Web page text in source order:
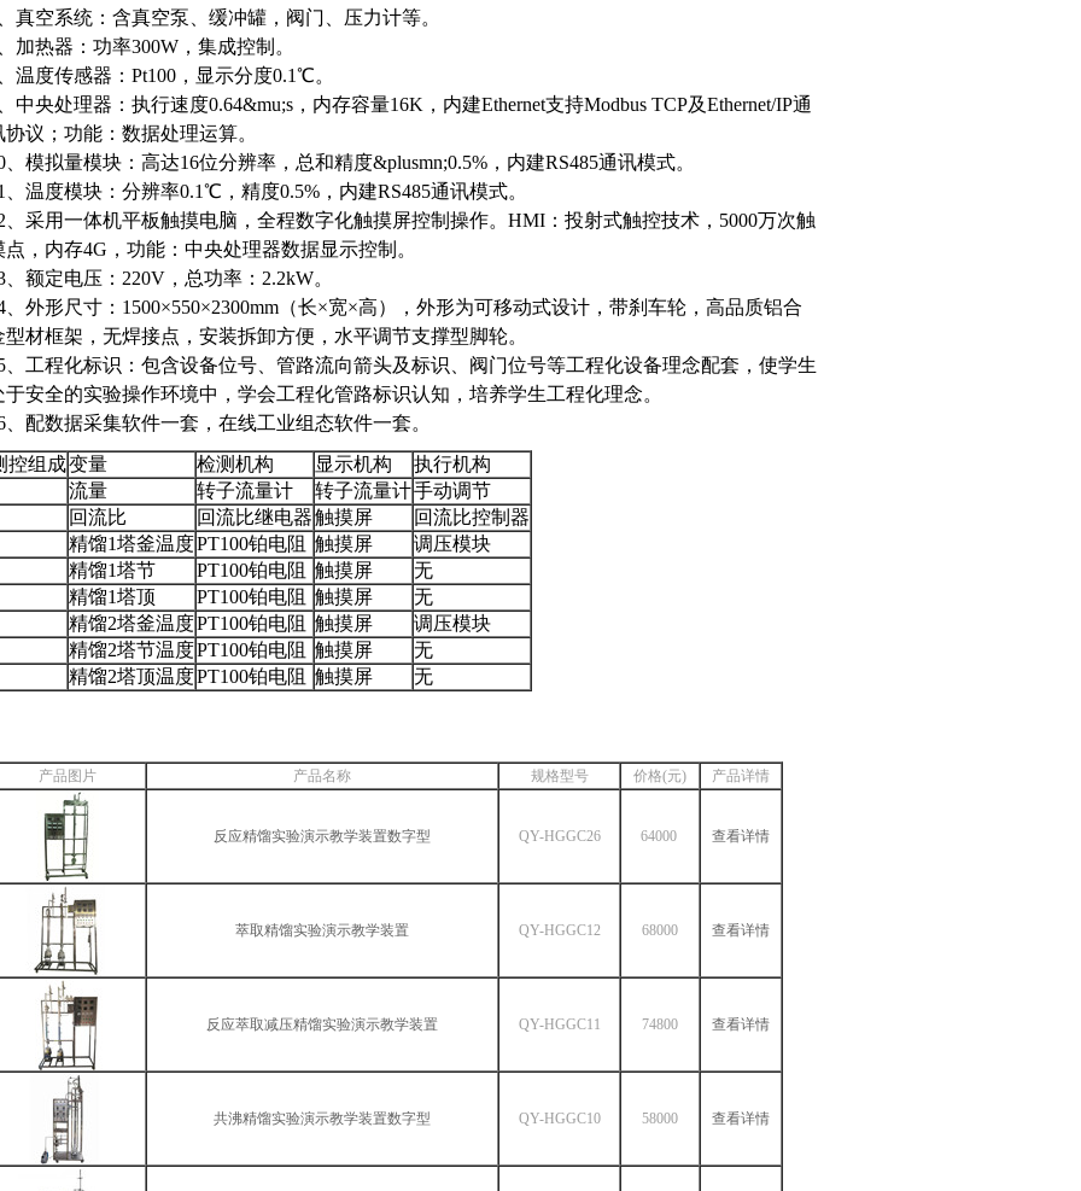
真空系统：含真空泵、缓冲罐，阀门、压力计等。
加热器：功率300W，集成控制。
温度传感器：Pt100，显示分度0.1℃。
中央处理器：执行速度0.64&mu;s，内存容量16K，内建Ethernet支持Modbus TCP及Ethernet/IP通
协议；功能：数据处理运算。
、模拟量模块：高达16位分辨率，总和精度&plusmn;0.5%，内建RS485通讯模式。
、温度模块：分辨率0.1℃，精度0.5%，内建RS485通讯模式。
、采用一体机平板触摸电脑，全程数字化触摸屏控制操作。HMI：投射式触控技术，5000万次触
点，内存4G，功能：中央处理器数据显示控制。
、额定电压：220V，总功率：2.2kW。
、外形尺寸：1500×550×2300mm（长×宽×高），外形为可移动式设计，带刹车轮，高品质铝合
型材框架，无焊接点，安装拆卸方便，水平调节支撑型脚轮。
、工程化标识：包含设备位号、管路流向箭头及标识、阀门位号等工程化设备理念配套，使学生
于安全的实验操作环境中，学会工程化管路标识认知，培养学生工程化理念。
、配数据采集软件一套，在线工业组态软件一套。
控组成变量 检测机构 显示机构
执行机构
流量
转子流量计 转子流量计手动调节
回流比
回流比继电器触摸屏
回流比控制器
精馏1塔釜温度PT100铂电阻 触摸屏
调压模块
精馏1塔节
PT100铂电阻 触摸屏
无
精馏1塔顶
PT100铂电阻 触摸屏
无
精馏2塔釜温度PT100铂电阻 触摸屏
调压模块
精馏2塔节温度PT100铂电阻 触摸屏
无
精馏2塔顶温度PT100铂电阻 触摸屏 无
产品图片 产品名称 规格型号 价格(元) 产品详情
反应精馏实验演示教学装置数字型 QY-HGGC26 64000 查看详情
萃取精馏实验演示教学装置 QY-HGGC12 68000 查看详情
反应萃取减压精馏实验演示教学装置 QY-HGGC11 74800 查看详情
共沸精馏实验演示教学装置数字型 QY-HGGC10 58000 查看详情